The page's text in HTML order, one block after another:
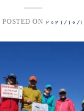
POSTED ON 2021/10/